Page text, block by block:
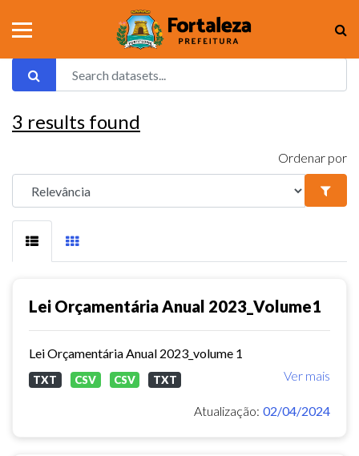
3 results found
Ordenar por
Lei Orçamentária Anual 2023_Volume1
Lei Orçamentária Anual 2023_volume 1
Ver mais
TXT CSV CSV TXT
Atualização: 02/04/2024